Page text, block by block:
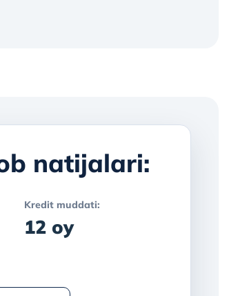
natijalari:
Kredit muddati:
12 oy